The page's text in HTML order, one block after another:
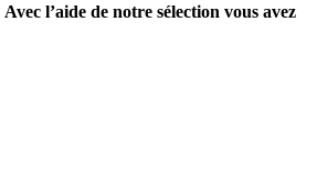
Avec l’aide de notre sélection vous avez